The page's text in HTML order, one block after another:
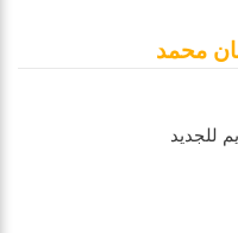
محمد
للجديد